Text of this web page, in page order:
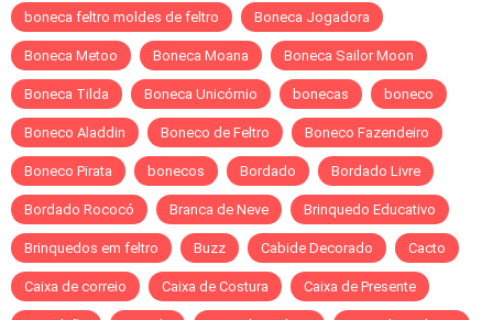
boneca feltro moldes de feltro Boneca Jogadora
Boneca Metoo Boneca Moana Boneca Sailor Moon
Boneca Tilda Boneca Unicórnio bonecas boneco
Boneco Aladdin Boneco de Feltro Boneco Fazendeiro
Boneco Pirata bonecos Bordado Bordado Livre
Bordado Rococó Branca de Neve Brinquedo Educativo
Brinquedos em feltro Buzz Cabide Decorado Cacto
Caixa de correio Caixa de Costura Caixa de Presente